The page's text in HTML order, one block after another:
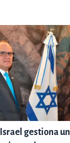
gestiona un